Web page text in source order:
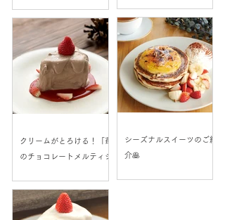
クリームがとろける！「苺
のチョコレートメルティシ
シーズナルスイーツのご紹
介🥞